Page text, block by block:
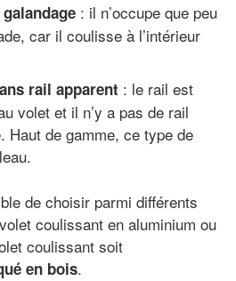
: il n’occupe que peu
car il coulisse à l’intérieur
rail apparent : le rail est
volet et il n’y a pas de rail
Haut de gamme, ce type de
de choisir parmi différents
coulissant en aluminium ou
coulissant soit
en bois.